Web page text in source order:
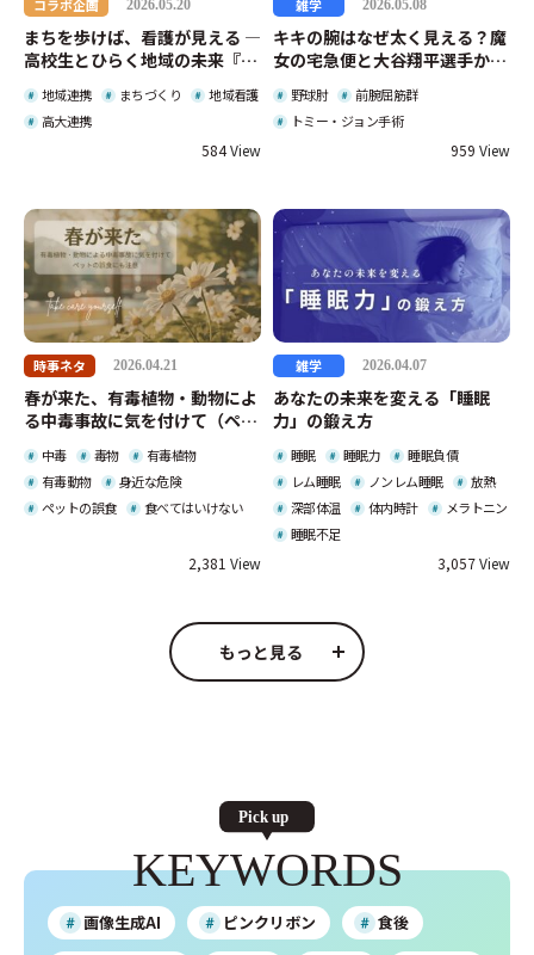
コラボ企画 2026.05.20
まちを歩けば、看護が見える ―
高校生とひらく地域の未来『関
地域連携 まちづくり
地域看護
高大連携
584
雑学 2026.05.08
キキの腕はなぜ太く見える？魔
女の宅急便と大谷翔平選手から
野球肘
前腕屈筋群
トミー・ジョン手術
959
時事ネタ 2026.04.21
春が来た、有毒植物・動物によ
る中毒事故に気を付けて（ペッ
中毒 毒物
有毒植物
有毒動物
身近な危険
ペットの誤食
食べてはいけない
2,381
雑学 2026.04.07
あなたの未来を変える「睡眠
力」の鍛え方
睡眠 睡眠力
睡眠負債
レム睡眠
ノンレム睡眠
放熱
深部体温
体内時計
メラトニン
睡眠不足
3,057
もっと見る
KEYWORDS
画像生成AI ピンクリボン
食後